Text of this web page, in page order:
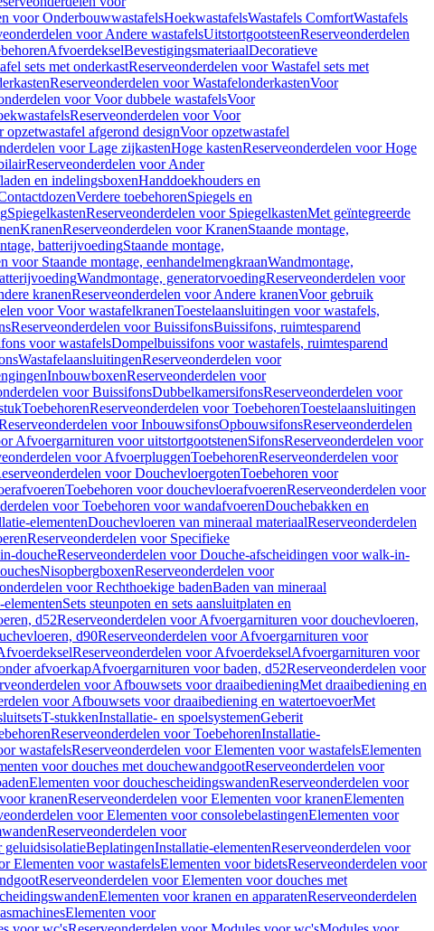
voor OnderbouwwastafelsHoekwastafelsWastafels ComfortWastafels
voor Andere wastafelsUitstortgootsteenReserveonderdelen
AfvoerdekselBevestigingsmateriaalDecoratieve
sets met onderkastReserveonderdelen voor Wastafel sets met
Reserveonderdelen voor WastafelonderkastenVoor
voor Voor dubbele wastafelsVoor
Reserveonderdelen voor Voor
afgerond designVoor opzetwastafel
voor Lage zijkastenHoge kastenReserveonderdelen voor Hoge
Reserveonderdelen voor Ander
en indelingsboxenHanddoekhouders en
Verdere toebehorenSpiegels en
SpiegelkastenReserveonderdelen voor SpiegelkastenMet geïntegreerde
KranenReserveonderdelen voor KranenStaande montage,
batterijvoedingStaande montage,
voor Staande montage, eenhandelmengkraanWandmontage,
Wandmontage, generatorvoedingReserveonderdelen voor
kranenReserveonderdelen voor Andere kranenVoor gebruik
voor Voor wastafelkranenToestelaansluitingen voor wastafels,
Reserveonderdelen voor BuissifonsBuissifons, ruimtesparend
voor wastafelsDompelbuissifons voor wastafels, ruimtesparend
WastafelaansluitingenReserveonderdelen voor
InbouwboxenReserveonderdelen voor
voor BuissifonsDubbelkamersifonsReserveonderdelen voor
ToebehorenReserveonderdelen voor ToebehorenToestelaansluitingen
voor InbouwsifonsOpbouwsifonsReserveonderdelen
Afvoergarnituren voor uitstortgootstenenSifonsReserveonderdelen voor
voor AfvoerpluggenToebehorenReserveonderdelen voor
voor DouchevloergotenToebehoren voor
Toebehoren voor douchevloerafvoerenReserveonderdelen voor
voor Toebehoren voor wandafvoerenDouchebakken en
elementenDouchevloeren van mineraal materiaalReserveonderdelen
Reserveonderdelen voor Specifieke
doucheReserveonderdelen voor Douche-afscheidingen voor walk-in-
NisopbergboxenReserveonderdelen voor
voor Rechthoekige badenBaden van mineraal
Sets steunpoten en sets aansluitplaten en
d52Reserveonderdelen voor Afvoergarnituren voor douchevloeren,
d90Reserveonderdelen voor Afvoergarnituren voor
Reserveonderdelen voor AfvoerdekselAfvoergarnituren voor
afvoerkapAfvoergarnituren voor baden, d52Reserveonderdelen voor
voor Afbouwsets voor draaibedieningMet draaibediening en
voor Afbouwsets voor draaibediening en watertoevoerMet
T-stukkenInstallatie- en spoelsystemenGeberit
Reserveonderdelen voor ToebehorenInstallatie-
wastafelsReserveonderdelen voor Elementen voor wastafelsElementen
voor douches met douchewandgootReserveonderdelen voor
Elementen voor douchescheidingswandenReserveonderdelen voor
kranenReserveonderdelen voor Elementen voor kranenElementen
voor Elementen voor consolebelastingenElementen voor
Reserveonderdelen voor
geluidsisolatieBeplatingenInstallatie-elementenReserveonderdelen voor
Elementen voor wastafelsElementen voor bidetsReserveonderdelen voor
Reserveonderdelen voor Elementen voor douches met
Elementen voor kranen en apparatenReserveonderdelen
Elementen voor